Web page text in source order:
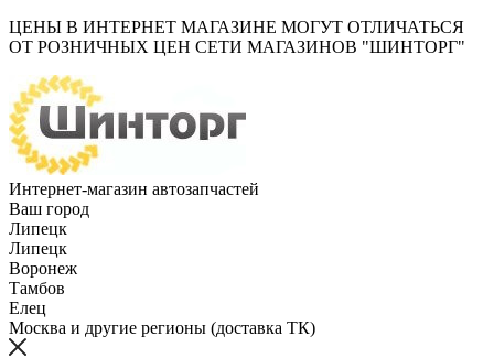
ЦЕНЫ В ИНТЕРНЕТ МАГАЗИНЕ МОГУТ ОТЛИЧАТЬСЯ
ОТ РОЗНИЧНЫХ ЦЕН СЕТИ МАГАЗИНОВ "ШИНТОРГ"
Интернет-магазин автозапчастей
Ваш город
Липецк
Липецк
Воронеж
Тамбов
Елец
Москва и другие регионы (доставка ТК)